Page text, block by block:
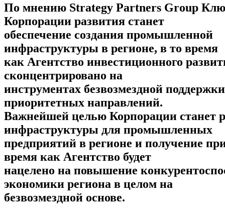
По мнению Strategy Partners Group
Корпорации развития станет
обеспечение создания промышленной
инфраструктуры в регионе, в то время
как Агентство инвестиционного
сконцентрировано на
инструментах безвозмездной поддержки
приоритетных направлений.
Важнейшей целью Корпорации станет
инфраструктуры для промышленных
предприятий в регионе и получение
время как Агентство будет
нацелено на повышение
экономики региона в целом на
безвозмездной основе.